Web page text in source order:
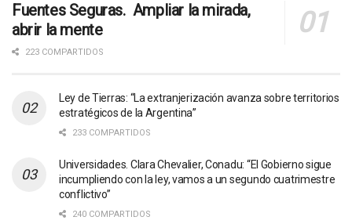
Fuentes Seguras. Ampliar la mirada,
abrir la mente
223 COMPARTIDOS
Ley de Tierras: “La extranjerización avanza sobre territorios
estratégicos de la Argentina”
233 COMPARTIDOS
Universidades. Clara Chevalier, Conadu: “El Gobierno sigue
incumpliendo con la ley, vamos a un segundo cuatrimestre
conflictivo”
240 COMPARTIDOS